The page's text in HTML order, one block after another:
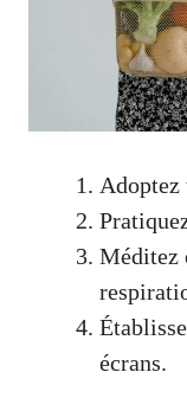
Méditez
écrans.